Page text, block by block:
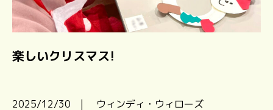
楽しいクリスマス!
2025/12/30 | ウィンディ・ウィローズ